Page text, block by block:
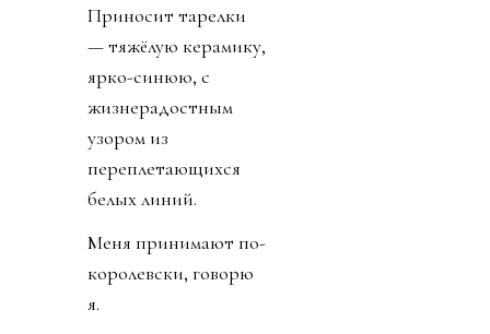
Приносит тарелки
— тяжёлую керамику,
ярко-синюю, с
жизнерадостным
узором из
переплетающихся
белых линий.
Меня принимают по-
королевски, говорю
я.